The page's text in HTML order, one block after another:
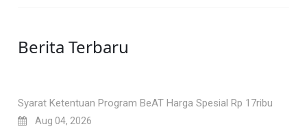
Berita Terbaru
Syarat Ketentuan Program BeAT Harga Spesial Rp 17ribu
Aug 04, 2026